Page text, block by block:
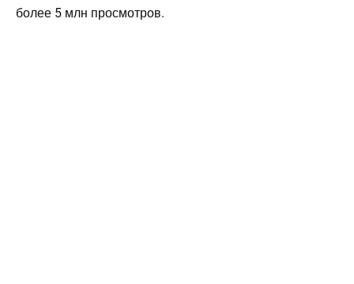
более 5 млн просмотров.